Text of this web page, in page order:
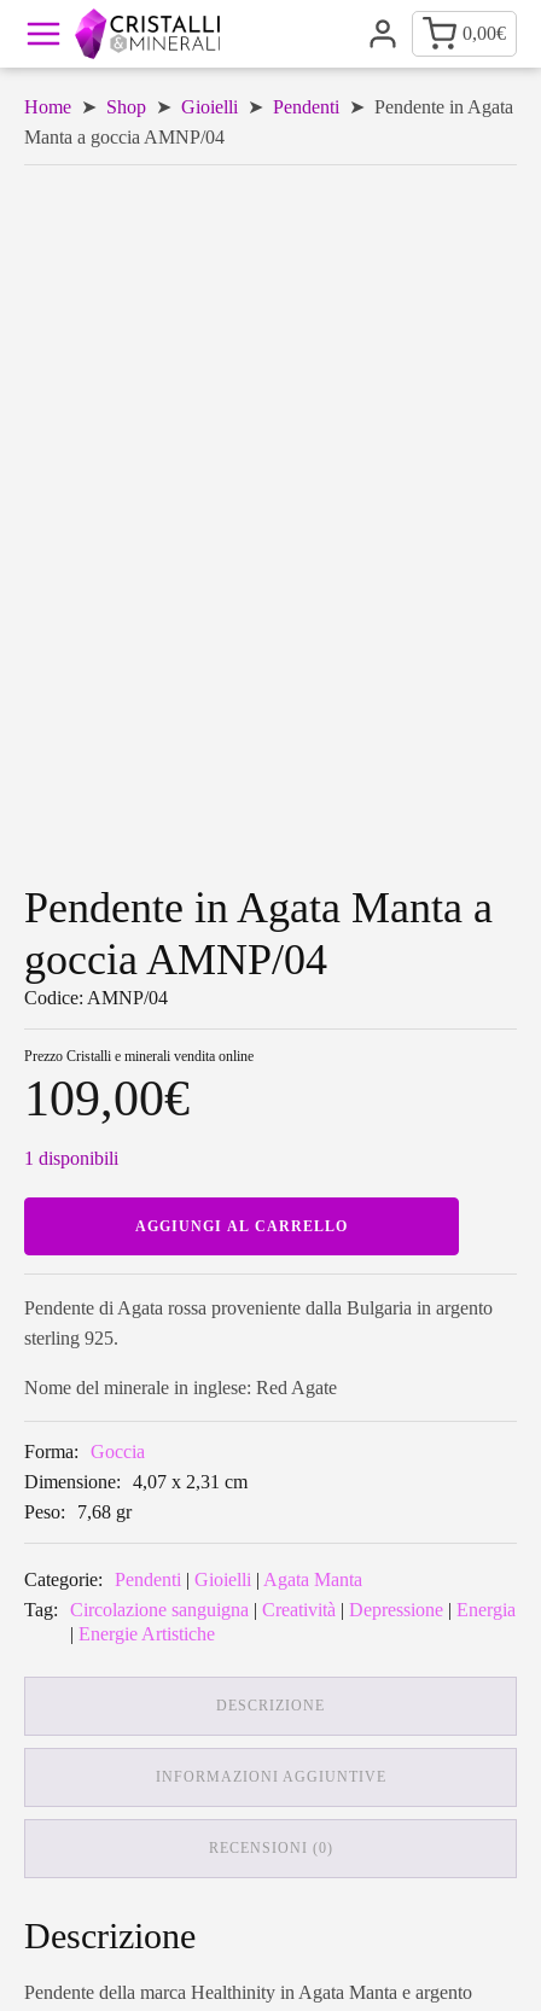
0,00€
Home ➤ Shop ➤ Gioielli ➤ Pendenti ➤ Pendente in Agata
Manta a goccia AMNP/04
Pendente in Agata Manta a
goccia AMNP/04
Codice: AMNP/04
Prezzo Cristalli e minerali vendita online
109,00€
1 disponibili
Agata
Manta
goccia
quantità
AGGIUNGI AL CARRELLO
Pendente di Agata rossa proveniente dalla Bulgaria in argento
sterling 925.
Nome del minerale in inglese: Red Agate
Forma:
Goccia
Dimensione:
4,07 x 2,31 cm
Peso:
7,68 gr
Categorie: Pendenti Gioielli Agata Manta
Tag:
Circolazione sanguigna Creatività Depressione
Energia
Energie Artistiche
DESCRIZIONE
INFORMAZIONI AGGIUNTIVE
RECENSIONI (0)
Descrizione
Pendente della marca Healthinity in Agata Manta e argento